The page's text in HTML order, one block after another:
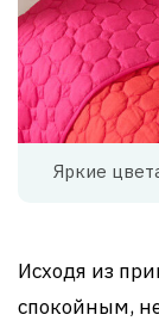
Яркие
Исходя из
спокойным,